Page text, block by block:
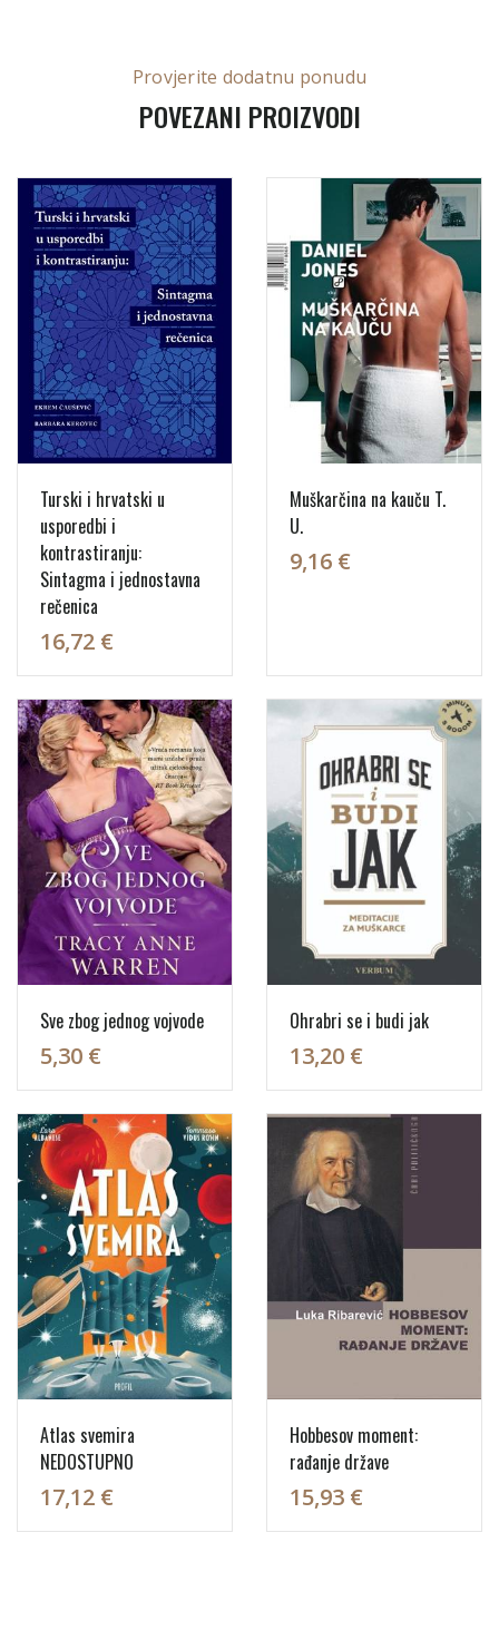
Provjerite dodatnu ponudu
POVEZANI PROIZVODI
Turski i hrvatski u
usporedbi i
kontrastiranju:
Sintagma i jednostavna
rečenica
16,72 €
Muškarčina na kauču T.
U.
9,16 €
Sve zbog jednog vojvode
5,30 €
Ohrabri se i budi jak
13,20 €
Atlas svemira
NEDOSTUPNO
17,12 €
Hobbesov moment:
rađanje države
15,93 €